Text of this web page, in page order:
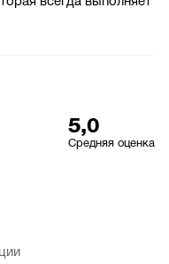
5,0
Средняя оценка